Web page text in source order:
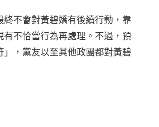
不會對黃碧嬌有後續行動，靠
不恰當行為再處理。不過，預
，黨友以至其他政團都對黃碧